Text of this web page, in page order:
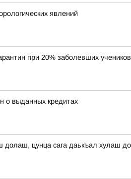
явлений
при 20% заболевших учеников
о выданных кредитах
долаш, цунца сага даькъал хулаш